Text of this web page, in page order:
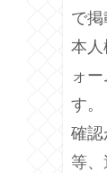
で
本人
ォ
す。
確認
等、